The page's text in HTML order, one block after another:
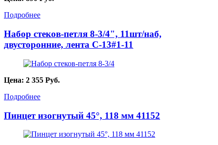
Подробнее
Набор стеков-петля 8-3/4", 11шт/наб,
двусторонние, лента C-13#1-11
Цена: 2 355 Руб.
Подробнее
Пинцет изогнутый 45°, 118 мм 41152